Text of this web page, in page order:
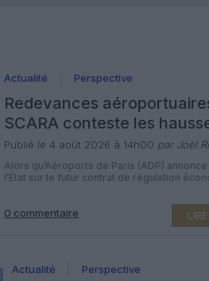
Actualité Perspective
Redevances
SCARA conteste les
supérieures à l’inflation
lignes françaises et
Publié le 4 août 2026 à 14h00 par Joël
Alors qu’Aéroports de Paris (ADP)
l’État sur le futur contrat de régulation
d’investissements et d’une hausse
redevances de +2,1 points par an
le Syndicat des compagnies aériennes
0 commentaire
Actualité Perspective